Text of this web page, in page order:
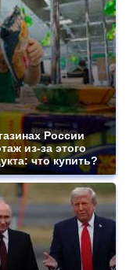
России
из-за этого
что купить?